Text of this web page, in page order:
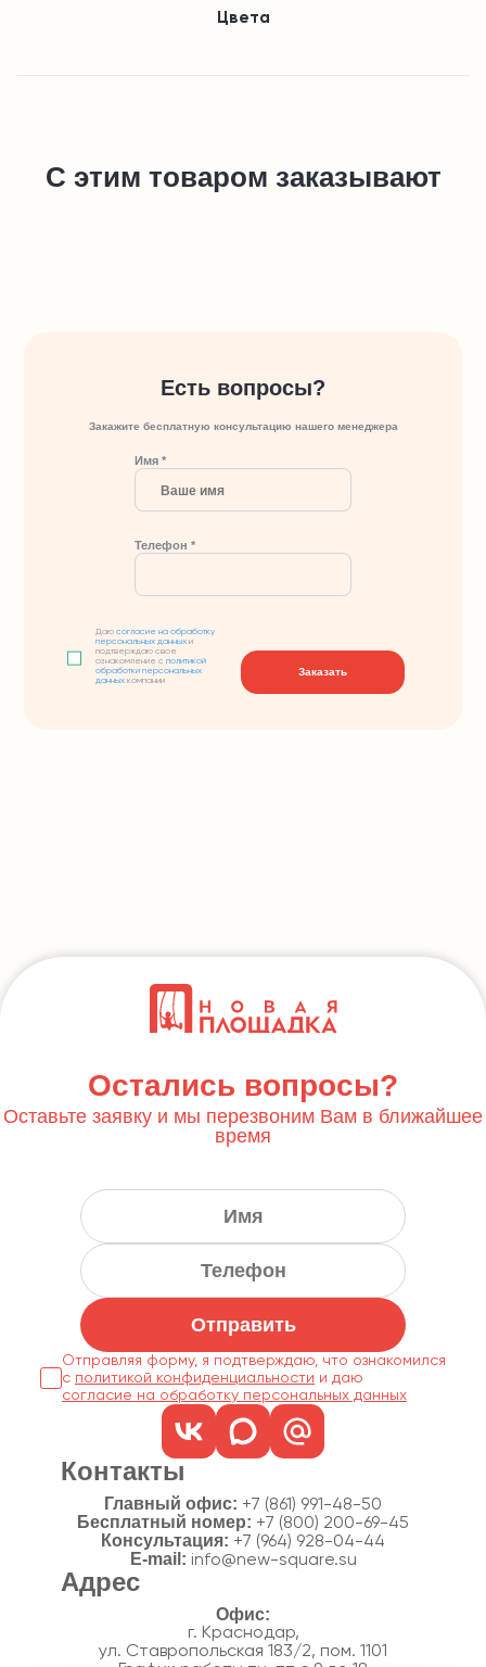
Цвета
С этим товаром заказывают
Есть вопросы?
Закажите бесплатную консультацию нашего менеджера
Имя *
Телефон *
Даюсогласие на обработку
персональных данных и
подтверждаю свое
ознакомление сполитикой
обработки персональных
данных компании
Заказать
Остались вопросы?
Оставьте заявку и мы перезвоним Вам в ближайшее
время
Отправить
Отправляя форму, я подтверждаю, что ознакомился
с политикой конфиденциальности
согласие на обработку персональных данных
Контакты
Главный офис: +7 (861) 991-48-50
Бесплатный номер: +7 (800) 200-69-45
Консультация: +7 (964) 928-04-44
E-mail: info@new-square.su
Адрес
г. Краснодар,
ул. Ставропольская 183/2, пом. 1101